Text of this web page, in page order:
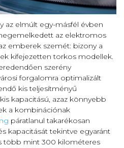
az elmúlt egy-másfél évben
az elektromos
emberek szemét: bizony a
kifejezetten torkos modellek.
szerény
forgalomra optimalizált
kis teljesítményű
kapacitású, azaz könnyebb
a kombinációnak
páratlanul takarékosan
kapacitását tekintve egyaránt
több mint 300 kilométeres